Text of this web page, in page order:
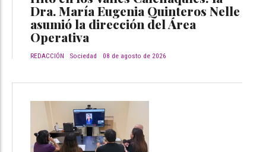
Dra. María Eugenia Quinteros Nelle
asumió la dirección del Área
Operativa
REDACCIÓN Sociedad 08 de agosto de 2026